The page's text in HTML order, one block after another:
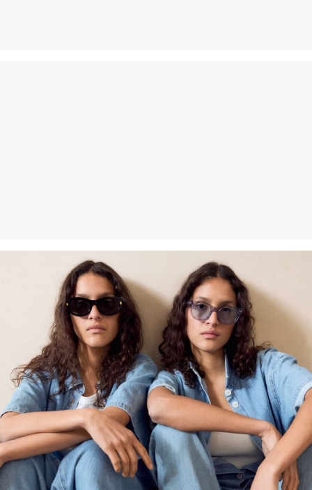
komunity zo sociálneho, environmentálneho a ekonomického
hľadiska tým, že zaškoľuje osoby aktívne v poľnohospodárskom
odvetví do udržateľnejších poľnohospodárskych postupov. Tento
výrobok sa vyrába prostredníctvom systému hmotnostnej bilancie,
a preto nemusí obsahovať lepšiu bavlnu, tzv. „better cotton“. Viac
informácií o tom nájdete nasoliver-group.com